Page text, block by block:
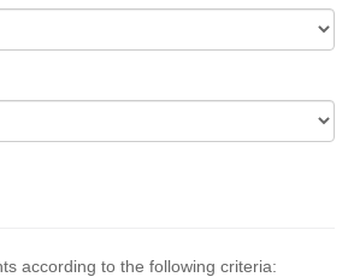
according to the following criteria: